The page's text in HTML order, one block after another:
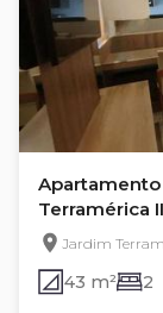
Terramérica
Jardim
43 m² 2